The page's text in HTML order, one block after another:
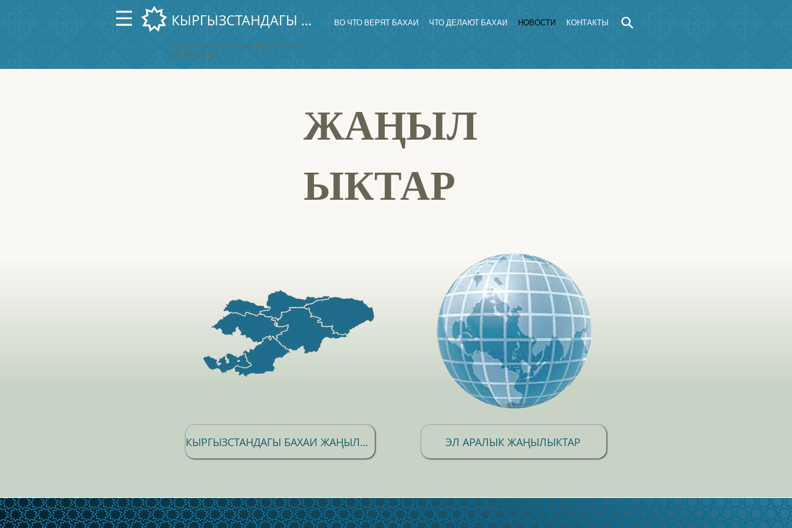
КЫРГЫЗСТАНДАГЫ БАХАИЛЕР ВО ЧТО ВЕРЯТ БАХАИ ЧТО ДЕЛАЮТ БАХАИ НОВОСТИ КОНТАКТЫ
Кыргыз Республикасынын Бахаи Коомунун
расмий сайты
ЖАҢЫЛ
ЫКТАР
КЫРГЫЗСТАНДАГЫ БАХАИ ЖАҢЫЛЫКТАР ЭЛ АРАЛЫК ЖАҢЫЛЫКТАР